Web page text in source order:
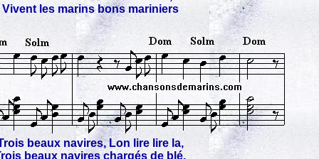
Vivent les marins bons mariniers
beaux navires, Lon lire lire la,
beaux navires chargés de blé.